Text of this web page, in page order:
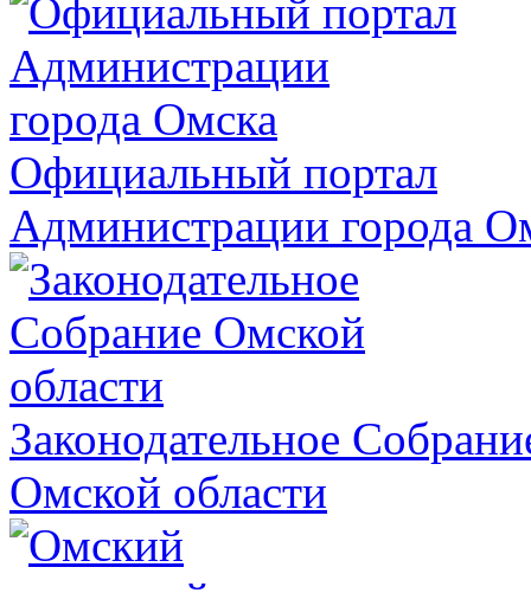
Официальный портал
Администрации города
Законодательное
Омской области